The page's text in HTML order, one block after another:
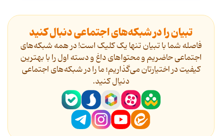
تبیان را در شبکه‌های اجتماعی دنبال کنید
فاصله شما با تبیان تنها یک کلیک است! در همه شبکه‌های
اجتماعی حاضریم و محتواهای داغ و دسته اول را با بهترین
کیفیت در اختیارتان می‌گذاریم؛ ما را در شبکه‌های اجتماعی
دنیال کنید.